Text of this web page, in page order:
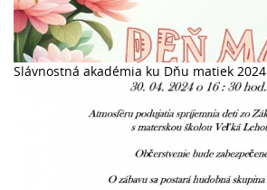
Slávnostná akadémia ku Dňu matiek 2024